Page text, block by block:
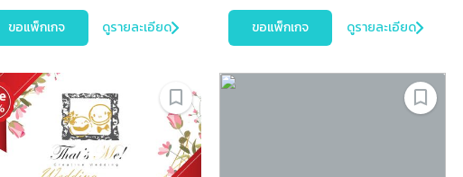
ขอแพ็กเกจ ดูรายละเอียด ขอแพ็กเกจ ดูรายละเอียด